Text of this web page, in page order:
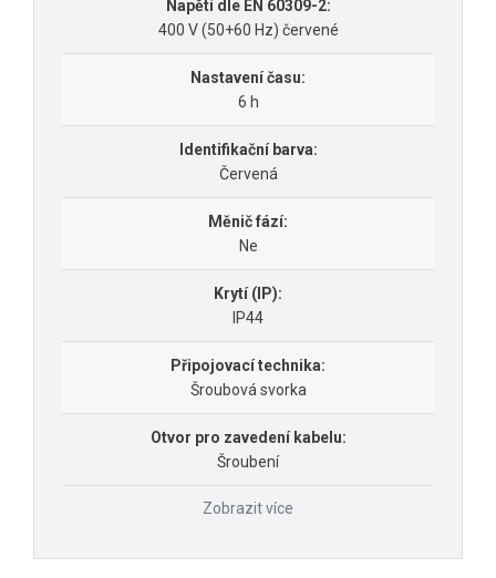
Napětí dle EN 60309-2:
400 V (50+60 Hz) červené
Nastavení času:
6 h
Identifikační barva:
Červená
Měnič fází:
Ne
Krytí (IP):
IP44
Připojovací technika:
Šroubová svorka
Otvor pro zavedení kabelu:
Šroubení
Zobrazit více